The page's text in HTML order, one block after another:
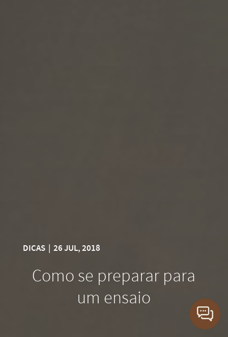
DICAS| 26 JUL, 2018
Como se preparar para
um ensaio